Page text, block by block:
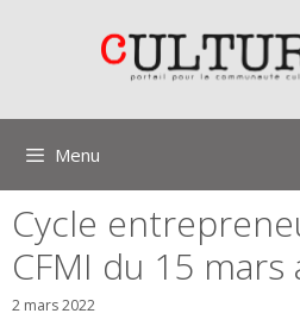
Menu
Cycle
CFMI du 15 mars
2 mars 2022